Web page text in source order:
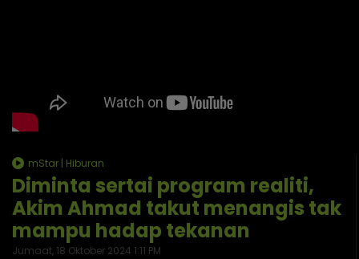
mStar | Hiburan
Diminta sertai program realiti,
Akim Ahmad takut menangis tak
mampu hadap tekanan
Jumaat, 18 Oktober 2024 1:11 PM